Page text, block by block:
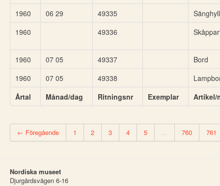
1960
06 29 49335
1960
49336
1960 07 05 49337
Bord
1960
07 05 49338
Årtal
Månad/dag Ritningsnr Exemplar Artikel/
← Föregående 1 2 3 4 5 ... 760 761
Nordiska museet
Djurgårdsvägen 6-16